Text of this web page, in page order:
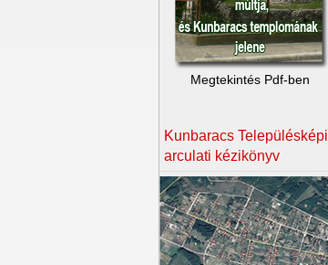
Megtekintés Pdf-ben
Kunbaracs Településképi
arculati kézikönyv